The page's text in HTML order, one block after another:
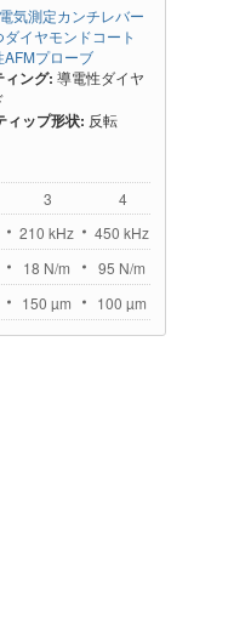
気測定カンチレバー
ダイヤモンドコート
AFMプローブ
ィング: 導電性ダイヤ
ィップ形状: 反転
3
4
210 kHz
450 kHz
18 N/m
95 N/m
150 µm 100 µm